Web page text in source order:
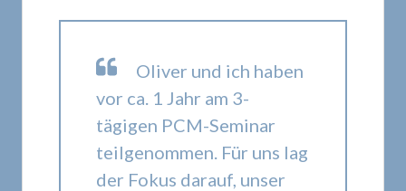
Oliver und ich haben
vor ca. 1 Jahr am 3-
tägigen PCM-Seminar
teilgenommen. Für uns lag
der Fokus darauf, unser